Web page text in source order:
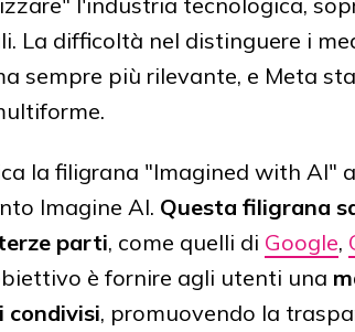
La difficoltà nel distinguere i
sempre più rilevante, e Meta
la filigrana "Imagined with AI"
Imagine AI. Questa filigrana
parti, come quelli di Google,
è fornire agli utenti una
condivisi, promuovendo la